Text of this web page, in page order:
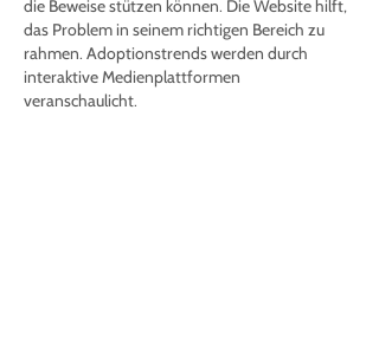
die Beweise stützen können. Die Website hilft,
das Problem in seinem richtigen Bereich zu
rahmen. Adoptionstrends werden durch
interaktive Medienplattformen
veranschaulicht.